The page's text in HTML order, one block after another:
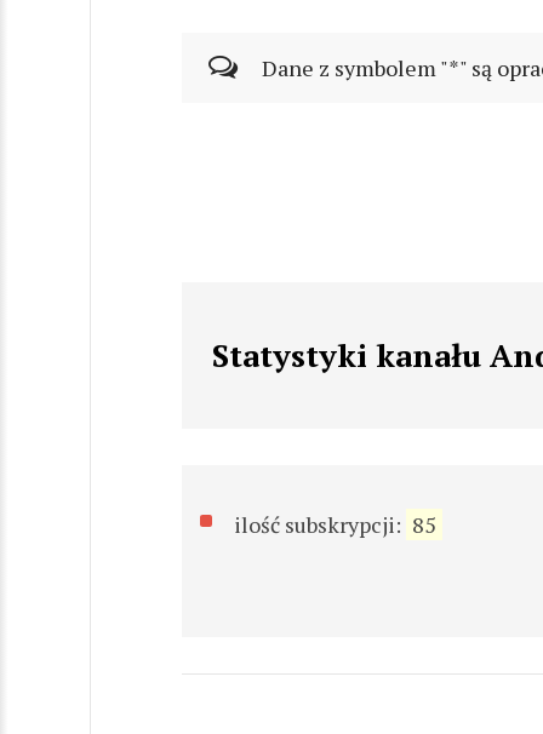
Dane z symbolem "*" są
Statystyki kanału
ilość subskrypcji: 85